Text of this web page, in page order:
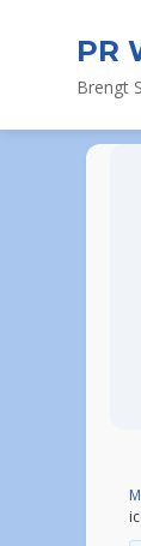
PR
Brengt